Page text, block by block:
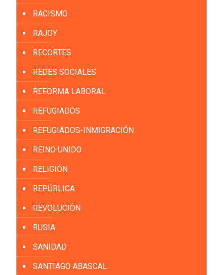
RACISMO
RAJOY
RECORTES
REDES SOCIALES
REFORMA LABORAL
REFUGIADOS
REFUGIADOS-INMIGRACIÓN
REINO UNIDO
RELIGIÓN
REPÚBLICA
REVOLUCIÓN
RUSIA
SANIDAD
SANTIAGO ABASCAL